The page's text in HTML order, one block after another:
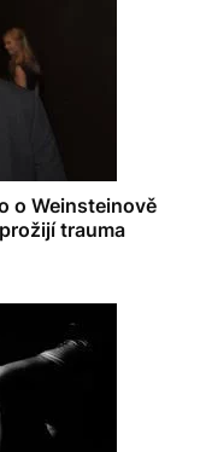
o Weinsteinově
trauma